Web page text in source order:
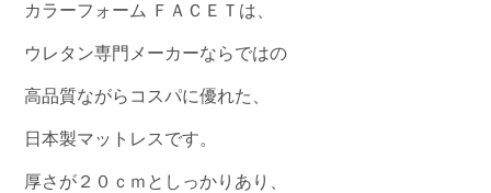
カラーフォーム ＦＡＣＥＴは、
ウレタン専門メーカーならではの
高品質ながらコスパに優れた、
日本製マットレスです。
厚さが２０ｃｍとしっかりあり、